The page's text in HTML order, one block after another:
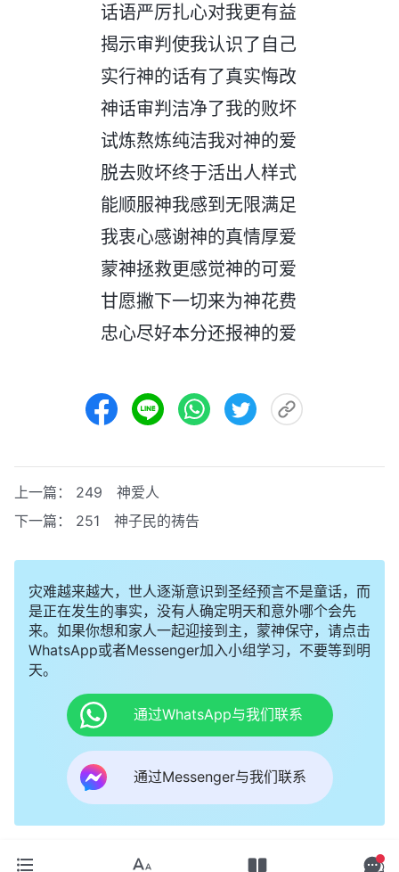
话语严厉扎心对我更有益
揭示审判使我认识了自己
实行神的话有了真实悔改
神话审判洁净了我的败坏
试炼熬炼纯洁我对神的爱
脱去败坏终于活出人样式
能顺服神我感到无限满足
我衷心感谢神的真情厚爱
蒙神拯救更感觉神的可爱
甘愿撇下一切来为神花费
忠心尽好本分还报神的爱
上一篇： 249 神爱人
下一篇： 251 神子民的祷告
灾难越来越大，世人逐渐意识到圣经预言不是童话，而
是正在发生的事实，没有人确定明天和意外哪个会先
来。如果你想和家人一起迎接到主，蒙神保守，请点击
WhatsApp或者Messenger加入小组学习，不要等到明
天。
通过WhatsApp与我们联系
通过Messenger与我们联系